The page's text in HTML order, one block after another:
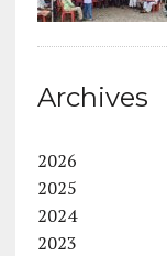
Archives
2026
2025
2024
2023